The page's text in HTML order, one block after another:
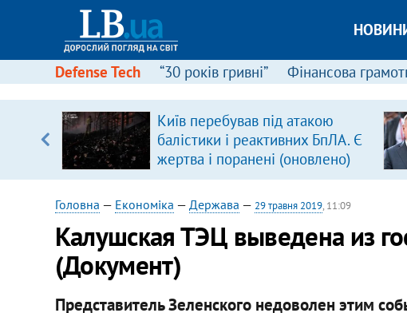
Defense Tech “30 років гривні” Фінансова
Київ перебував під атакою
балістики і реактивних БпЛА. Є
жертва і поранені (оновлено)
Головна — Економіка — Держава — 29 травня 2019, 11:09
Калушская ТЭЦ выведена из
(Документ)
Представитель Зеленского недоволен этим